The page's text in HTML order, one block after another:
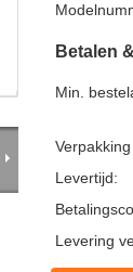
Betalen
Min.
Levertijd:
Levering